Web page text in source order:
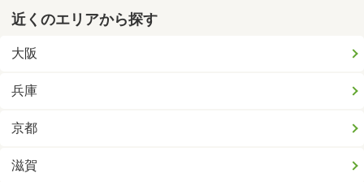
近くのエリアから探す
大阪
兵庫
京都
滋賀